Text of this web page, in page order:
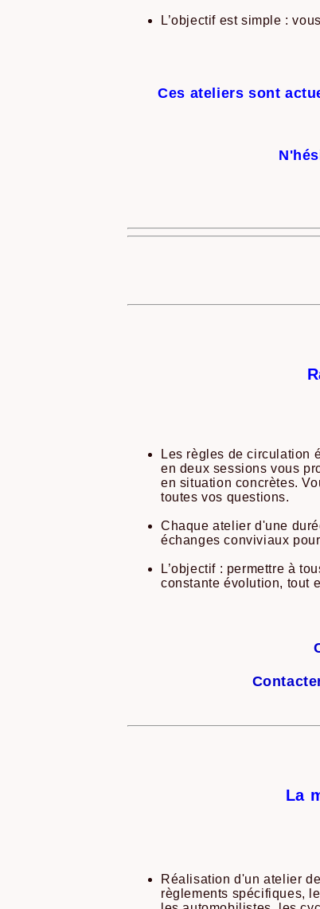
L’objectif est simple :
Ces ateliers sont
Les règles de circulation
en deux sessions vous
en situation concrètes.
toutes vos questions.
Chaque atelier d'une
échanges conviviaux
L’objectif : permettre à
constante évolution, tout
La
Réalisation d'un atelier
règlements spécifiques,